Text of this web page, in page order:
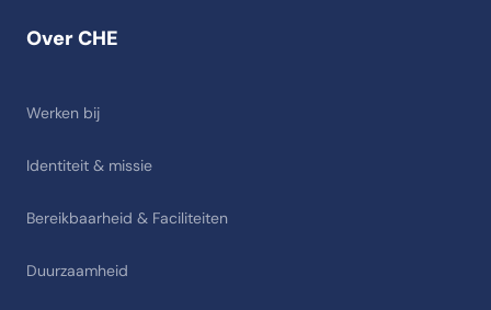
Over CHE
Werken bij
Identiteit & missie
Bereikbaarheid & Faciliteiten
Duurzaamheid